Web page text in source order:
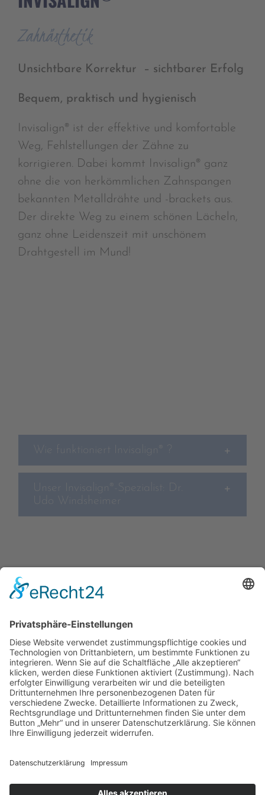
Zahnästhetik
Unsichtbare Korrektur – sichtbarer Erfolg
Bequem, praktisch und hygienisch
Invisalign® ist der effektive und komfortable
Weg, Fehlstellungen der Zähne zu
korrigieren. Dabei kommt Invisalign® ganz
ohne die von herkömmlichen Zahnspangen
bekannten Metalldrähte und -brackets aus.
Der direkte Weg zu einem schönen Lächeln,
ganz ohne Leidenszeit mit unschönem
Drahtgestell im Mund!
Wie funktioniert Invisalign® ?
Unser Invisalign®-Spezialist: Dr.
Udo Windsheimer
Startseite»Leistungen»Zahnästhetik»Invisalign®
Zahnarzt Dr. M. Regensburger
Effnerstraße 39a I 81925 München
info@dr-regensburger.de
zu gestalten und fortlaufend